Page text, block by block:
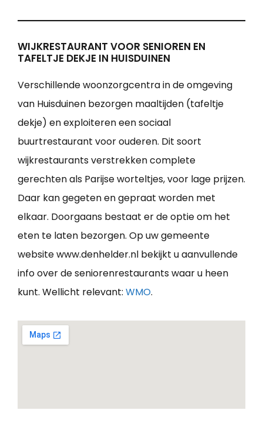
WIJKRESTAURANT VOOR SENIOREN EN
TAFELTJE DEKJE IN HUISDUINEN
Verschillende woonzorgcentra in de omgeving
van Huisduinen bezorgen maaltijden (tafeltje
dekje) en exploiteren een sociaal
buurtrestaurant voor ouderen. Dit soort
wijkrestaurants verstrekken complete
gerechten als Parijse worteltjes, voor lage prijzen.
Daar kan gegeten en gepraat worden met
elkaar. Doorgaans bestaat er de optie om het
eten te laten bezorgen. Op uw gemeente
website www.denhelder.nl bekijkt u aanvullende
info over de seniorenrestaurants waar u heen
kunt. Wellicht relevant: WMO.